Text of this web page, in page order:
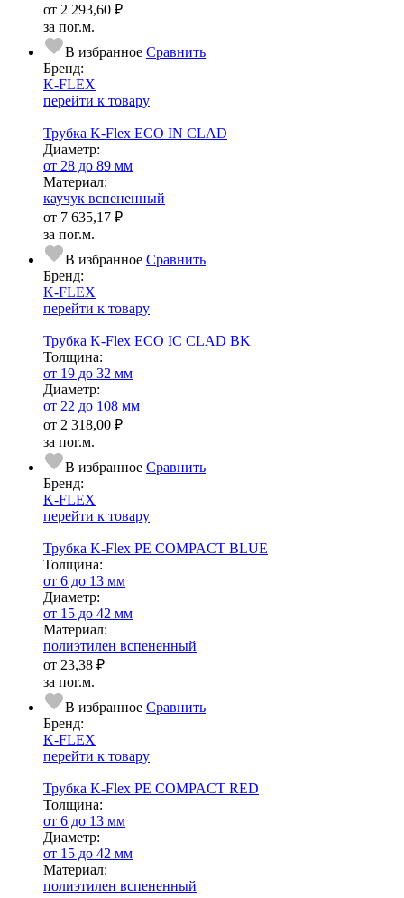
от 2 293,60 ₽
за пог.м.
В избранное Сравнить
Бренд:
K-FLEX
перейти к товару
Трубка K-Flex ECO IN CLAD
Диаметр:
от 28 до 89 мм
Ма­­те­­ри­­ал:
каучук вспененный
от 7 635,17 ₽
за пог.м.
В избранное Сравнить
Бренд:
K-FLEX
перейти к товару
Трубка K-Flex ECO IC CLAD BK
Тол­щи­на:
от 19 до 32 мм
Диаметр:
от 22 до 108 мм
от 2 318,00 ₽
за пог.м.
В избранное Сравнить
Бренд:
K-FLEX
перейти к товару
Трубка K-Flex PE COMPACT BLUE
Тол­щи­на:
от 6 до 13 мм
Диаметр:
от 15 до 42 мм
Ма­­те­­ри­­ал:
полиэтилен вспененный
от 23,38 ₽
за пог.м.
В избранное Сравнить
Бренд:
K-FLEX
перейти к товару
Трубка K-Flex PE COMPACT RED
Тол­щи­на:
от 6 до 13 мм
Диаметр:
от 15 до 42 мм
Ма­­те­­ри­­ал:
полиэтилен вспененный